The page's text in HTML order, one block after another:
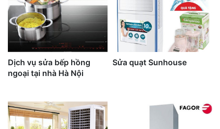
Dịch vụ sửa bếp hồng
ngoại tại nhà Hà Nội
Sửa quạt Sunhouse